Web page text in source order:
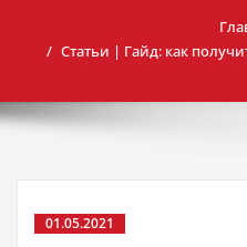
Статьи | Гайд: как
01.05.2021